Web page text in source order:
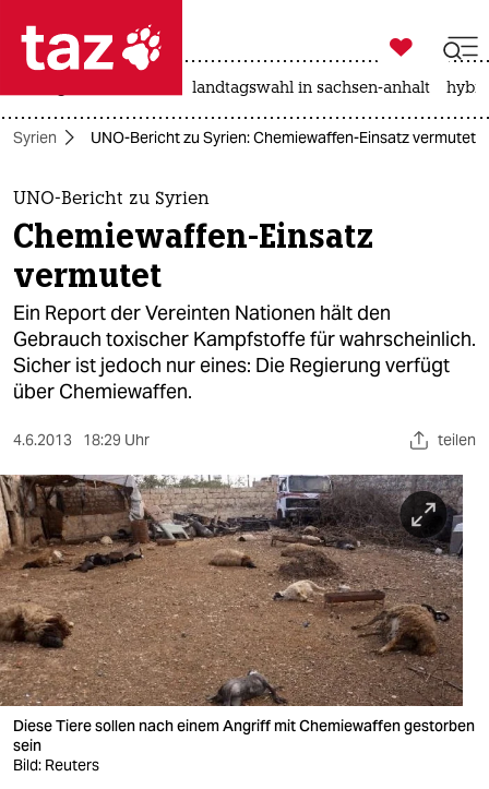
 taz zahl ich
taz zahl ich
themen
politik
öko
gesellschaft
kultur
sport
berlin
nord
wahrheit
verlag
verlag
veranstaltungen
shop

taz zahl ich
landtagswahl in sachsen-anhalt
Syrien UNO-Bericht zu Syrien: Chemiewaffen-Einsatz vermutet
UNO-Bericht zu Syrien
Chemiewaffen-Einsatz
vermutet
Ein Report der Vereinten Nationen hält den
Gebrauch toxischer Kampfstoffe für wahrscheinlich.
Sicher ist jedoch nur eines: Die Regierung verfügt
über Chemiewaffen.
4.6.2013 18:29 Uhr teilen
Diese Tiere sollen nach einem Angriff mit Chemiewaffen gestorben
sein
Bild: Reuters